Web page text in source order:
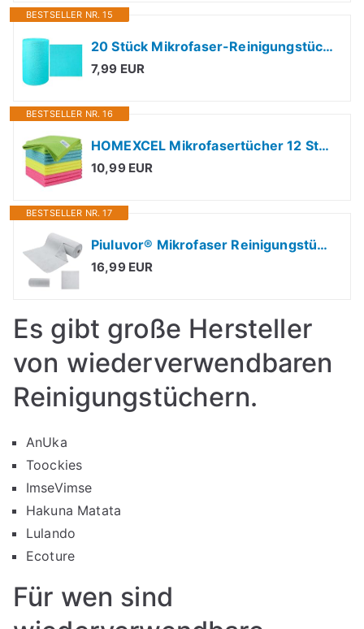
BESTSELLER NR. 15
20 Stück Mikrofaser-Reinigungstücher Rolle, Mikrofaser Reinigungstuch Abreißbare Microfasertücher, Allzwecktücher & Putztücher (25x25 cm) | Praktische Putztuchrolle für Auto, Küche & Haushalt
7,99 EUR
BESTSELLER NR. 16
HOMEXCEL Mikrofasertücher 12 Stück, Wiederverwendbare Küchen-Mikrofaser-Reinigungstücher, Lappen Putztücher Geschirrtücher, Fusselfreie Waschbare für Zuhause, Fenster, Auto 30 x 30 cm
10,99 EUR
BESTSELLER NR. 17
Piuluvor® Mikrofaser Reinigungstücher Rolle 50 Stück Abreißbare Putztücher 30 × 30 cm Mikrofasertücher Rolle Wiederverwendbare Fusselfreie Putztuchrolle für Auto Küche Haus (Hellgrau)
16,99 EUR
Es gibt große Hersteller
von wiederverwendbaren
Reinigungstüchern.
AnUka
Toockies
ImseVimse
Hakuna Matata
Lulando
Ecoture
Für wen sind